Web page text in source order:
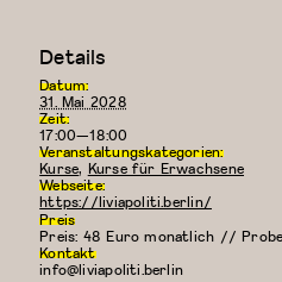
Details
Datum:
31. Mai 2028
Zeit:
17:00—18:00
Veranstaltungskategorien:
Kurse, Kurse für Erwachsene
Webseite:
https://liviapoliti.berlin/
Preis
Preis: 48 Euro monatlich //
Kontakt
info@liviapoliti.berlin